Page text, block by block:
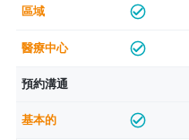
預約溝通